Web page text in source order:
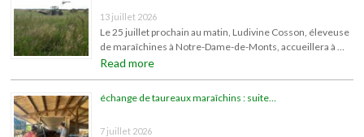
13 juillet 2026
Le 25 juillet prochain au matin, Ludivine Cosson, éleveuse
de maraîchines à Notre-Dame-de-Monts, accueillera à …
Read more
échange de taureaux maraîchins : suite…
7 juillet 2026